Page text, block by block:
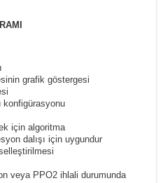
grafik göstergesi
için algoritma
dalışı için uygundur
veya PPO2 ihlali durumunda